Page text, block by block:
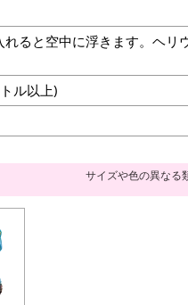
ると空中に浮きます。ヘリ
ル以上)
サイズや色の異なる